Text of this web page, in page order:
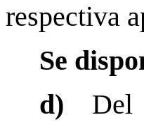
respectiva
Se
d)